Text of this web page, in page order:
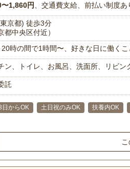
1,860円 、交通費支給、前払い制度あ
京都) 徒歩3分
都中央区付近）
時の間で1時間〜、好きな日に働く
ン、トイレ、お風呂、洗面所、リビン
託
日からOK 土日祝のみOK 扶養内OK